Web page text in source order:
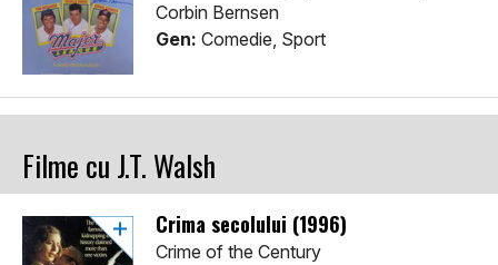
Corbin Bernsen
Gen: Comedie, Sport
Filme cu J.T. Walsh
Crima secolului (1996)
Crime of the Century